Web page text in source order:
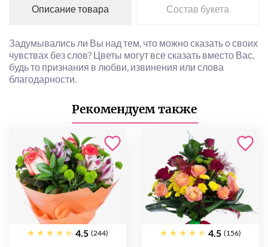
Описание товара Состав букета
Задумывались ли Вы над тем, что можно сказать о своих
чувствах без слов? Цветы могут все сказать вместо Вас,
будь то признания в любви, извинения или слова
благодарности.
Рекомендуем также
4.5 (244) 4.5 (156)